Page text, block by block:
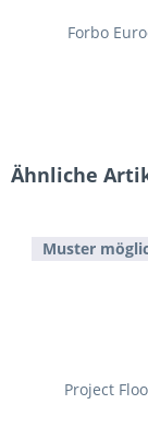
Forbo
Ähnliche
Muster
Project